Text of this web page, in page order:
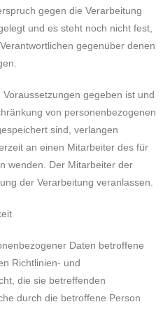
gegen die Verarbeitung
und es steht noch nicht fest,
gegenüber denen
gegeben ist und
von personenbezogenen
sind, verlangen
an einen Mitarbeiter des für
wenden. Der Mitarbeiter der
der Verarbeitung veranlassen.
Daten betroffene
Richtlinien- und
die sie betreffenden
durch die betroffene Person